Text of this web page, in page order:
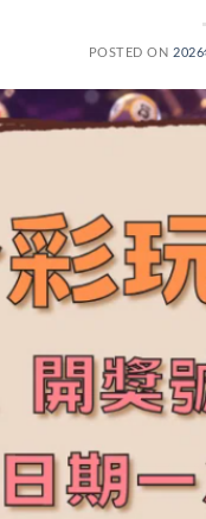
POSTED ON 2026